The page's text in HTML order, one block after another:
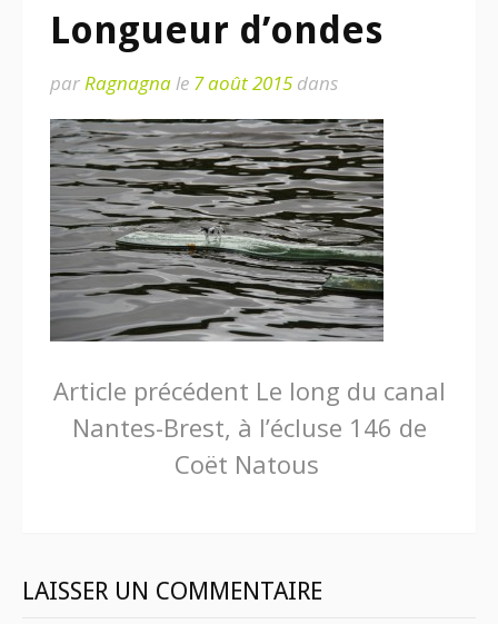
Longueur d’ondes
parRagnagnale 7 août 2015 dans
Lire
Article précédent Le long du canal
Nantes-Brest, à l’écluse 146 de
Coët Natous
LAISSER UN COMMENTAIRE